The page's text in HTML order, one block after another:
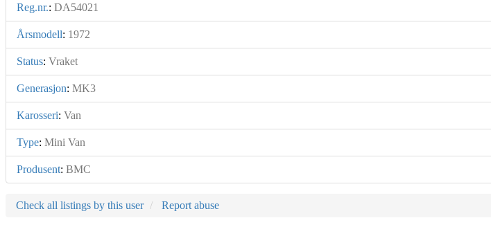
Reg.nr.: DA54021
Årsmodell: 1972
Status: Vraket
Generasjon: MK3
Karosseri: Van
Type: Mini Van
Produsent: BMC
Check all listings by this user Report abuse